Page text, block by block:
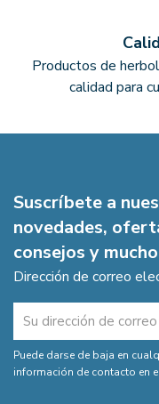
Productos de
calidad para
Suscríbete a
novedades,
consejos y
Dirección de correo
Puede darse de baja en
información de contacto en